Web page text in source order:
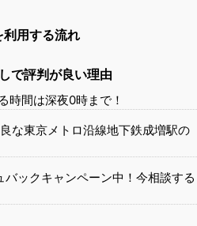
用する流れ
で評判が良い理由
時間は深夜0時まで！
な東京メトロ沿線地下鉄成増駅の
ックキャンペーン中！今相談する